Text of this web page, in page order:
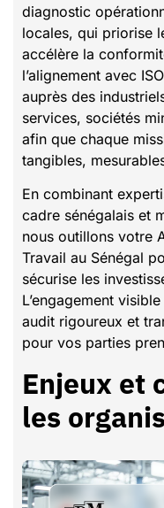
diagnostic
locales, qui priorise
accélère la
l’alignement avec
auprès des
services, sociétés
afin que chaque
tangibles,
En combinant
cadre sénégalais et
nous outillons votre
Travail au Sénégal
sécurise les
L’engagement
audit rigoureux et
pour vos parties
Enjeux et
les